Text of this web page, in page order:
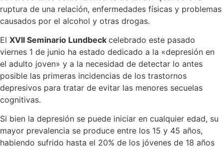
ruptura de una relación, enfermedades físicas y problemas
causados por el alcohol y otras drogas.
El XVII Seminario Lundbeck celebrado este pasado
viernes 1 de junio ha estado dedicado a la «depresión en
el adulto joven» y a la necesidad de detectar lo antes
posible las primeras incidencias de los trastornos
depresivos para tratar de evitar las menores secuelas
cognitivas.
Si bien la depresión se puede iniciar en cualquier edad, su
mayor prevalencia se produce entre los 15 y 45 años,
habiendo sufrido hasta el 20% de los jóvenes de 18 años